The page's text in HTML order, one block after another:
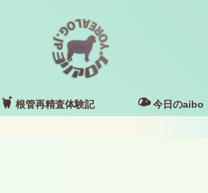
根管再精査体験記 今日のaibo